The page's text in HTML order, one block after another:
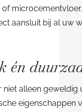
aansluit bij al uw
én
niet alleen geweldig
eigenschappen